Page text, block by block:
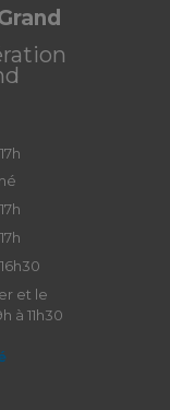
et le
à 11h30